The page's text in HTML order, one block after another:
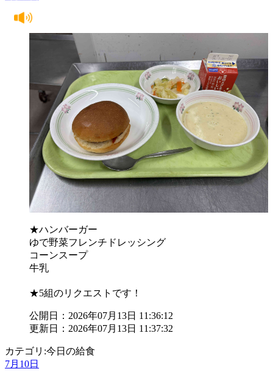
★ハンバーガー
ゆで野菜フレンチドレッシング
コーンスープ
牛乳
★5組のリクエストです！
公開日：2026年07月13日 11:36:12
更新日：2026年07月13日 11:37:32
カテゴリ:今日の給食
7月10日